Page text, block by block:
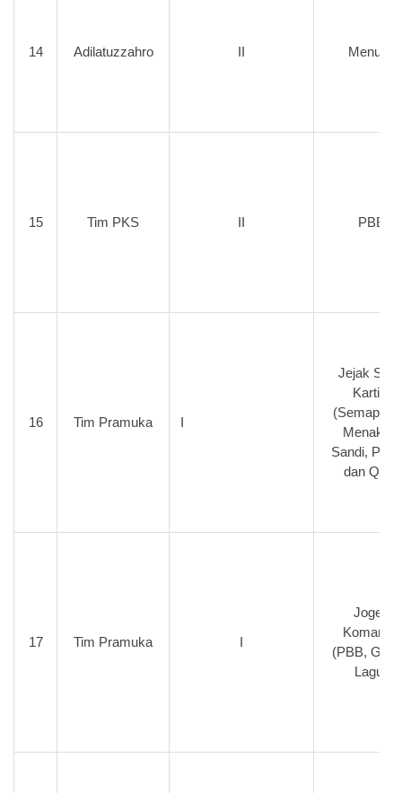
14 Adilatuzzahro II Menulis
15 Tim PKS II PBB
16 Tim Pramuka I
Jejak
Kartini
Menaksir,
Sandi,
dan QIM)
17 Tim Pramuka I
Joged
Komando
(PBB,
Lagu)